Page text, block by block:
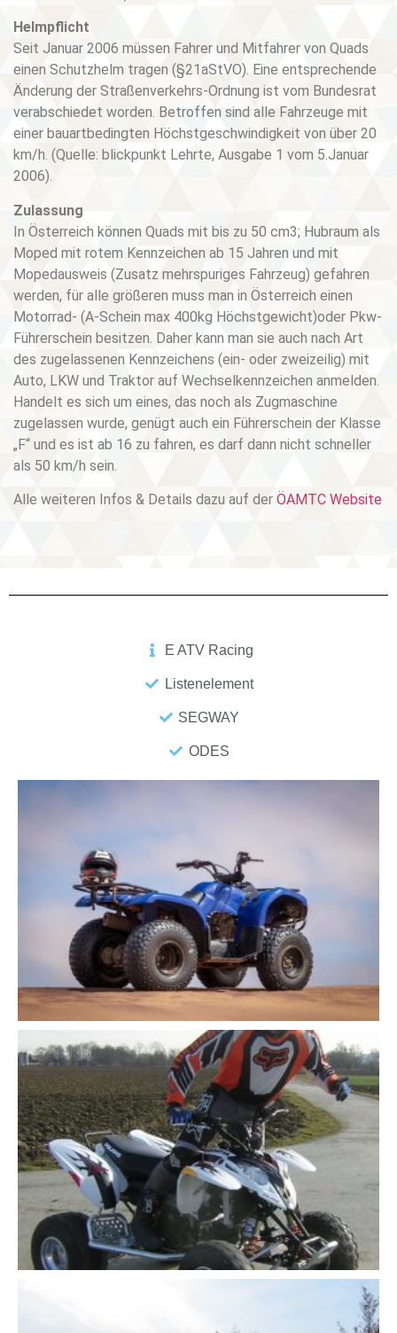
Helmpflicht
Seit Januar 2006 müssen Fahrer und Mitfahrer von Quads
einen Schutzhelm tragen (§21aStVO). Eine entsprechende
Änderung der Straßenverkehrs-Ordnung ist vom Bundesrat
verabschiedet worden. Betroffen sind alle Fahrzeuge mit
einer bauartbedingten Höchstgeschwindigkeit von über 20
km/h. (Quelle: blickpunkt Lehrte, Ausgabe 1 vom 5.Januar
2006).
Zulassung
In Österreich können Quads mit bis zu 50 cm3; Hubraum als
Moped mit rotem Kennzeichen ab 15 Jahren und mit
Mopedausweis (Zusatz mehrspuriges Fahrzeug) gefahren
werden, für alle größeren muss man in Österreich einen
Motorrad- (A-Schein max 400kg Höchstgewicht)oder Pkw-
Führerschein besitzen. Daher kann man sie auch nach Art
des zugelassenen Kennzeichens (ein- oder zweizeilig) mit
Auto, LKW und Traktor auf Wechselkennzeichen anmelden.
Handelt es sich um eines, das noch als Zugmaschine
zugelassen wurde, genügt auch ein Führerschein der Klasse
„F“ und es ist ab 16 zu fahren, es darf dann nicht schneller
als 50 km/h sein.
Alle weiteren Infos & Details dazu auf der ÖAMTC Website
E ATV Racing
Listenelement
SEGWAY
ODES